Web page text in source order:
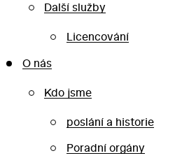
Další služby
Licencování
O nás
Kdo jsme
poslání a historie
Poradní orgány